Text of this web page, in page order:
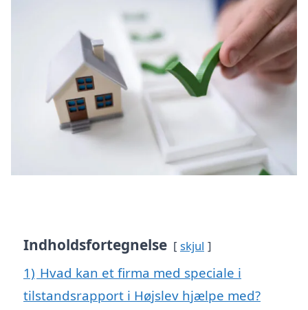
Indholdsfortegnelse skjul
1) Hvad kan et firma med speciale i
tilstandsrapport i Højslev hjælpe med?